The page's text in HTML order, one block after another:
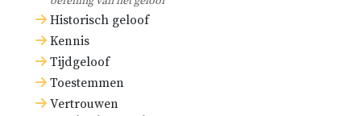
Historisch geloof
Kennis
Tijdgeloof
Toestemmen
Vertrouwen
zullen wij iets verderop uitvoerig
weerleggen.